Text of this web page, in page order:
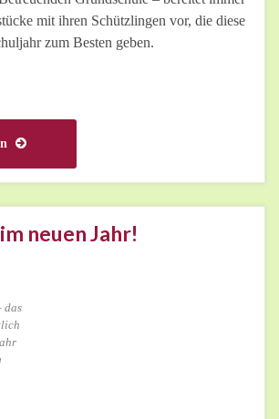
mit ihren Schützlingen vor, die diese
zum Besten geben.
neuen Jahr!
das